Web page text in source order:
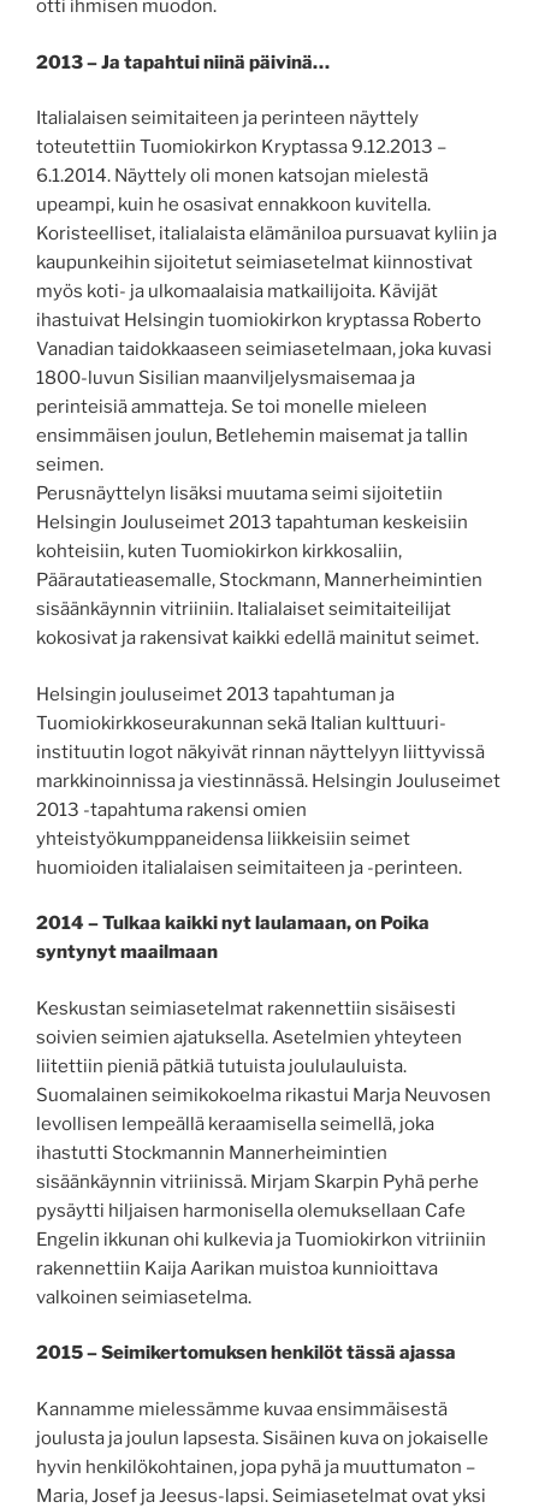
otti ihmisen muodon.
2013 – Ja tapahtui niinä päivinä…
Italialaisen seimitaiteen ja perinteen näyttely
toteutettiin Tuomiokirkon Kryptassa 9.12.2013 –
6.1.2014. Näyttely oli monen katsojan mielestä
upeampi, kuin he osasivat ennakkoon kuvitella.
Koristeelliset, italialaista elämäniloa pursuavat kyliin ja
kaupunkeihin sijoitetut seimiasetelmat kiinnostivat
myös koti- ja ulkomaalaisia matkailijoita. Kävijät
ihastuivat Helsingin tuomiokirkon kryptassa Roberto
Vanadian taidokkaaseen seimiasetelmaan, joka kuvasi
1800-luvun Sisilian maanviljelysmaisemaa ja
perinteisiä ammatteja. Se toi monelle mieleen
ensimmäisen joulun, Betlehemin maisemat ja tallin
seimen.
Perusnäyttelyn lisäksi muutama seimi sijoitetiin
Helsingin Jouluseimet 2013 tapahtuman keskeisiin
kohteisiin, kuten Tuomiokirkon kirkkosaliin,
Päärautatieasemalle, Stockmann, Mannerheimintien
sisäänkäynnin vitriiniin. Italialaiset seimitaiteilijat
kokosivat ja rakensivat kaikki edellä mainitut seimet.
Helsingin jouluseimet 2013 tapahtuman ja
Tuomiokirkkoseurakunnan sekä Italian kulttuuri-
instituutin logot näkyivät rinnan näyttelyyn liittyvissä
markkinoinnissa ja viestinnässä. Helsingin Jouluseimet
2013 -tapahtuma rakensi omien
yhteistyökumppaneidensa liikkeisiin seimet
huomioiden italialaisen seimitaiteen ja -perinteen.
2014 – Tulkaa kaikki nyt laulamaan, on Poika
syntynyt maailmaan
Keskustan seimiasetelmat rakennettiin sisäisesti
soivien seimien ajatuksella. Asetelmien yhteyteen
liitettiin pieniä pätkiä tutuista joululauluista.
Suomalainen seimikokoelma rikastui Marja Neuvosen
levollisen lempeällä keraamisella seimellä, joka
ihastutti Stockmannin Mannerheimintien
sisäänkäynnin vitriinissä. Mirjam Skarpin Pyhä perhe
pysäytti hiljaisen harmonisella olemuksellaan Cafe
Engelin ikkunan ohi kulkevia ja Tuomiokirkon vitriiniin
rakennettiin Kaija Aarikan muistoa kunnioittava
valkoinen seimiasetelma.
2015 – Seimikertomuksen henkilöt tässä ajassa
Kannamme mielessämme kuvaa ensimmäisestä
joulusta ja joulun lapsesta. Sisäinen kuva on jokaiselle
hyvin henkilökohtainen, jopa pyhä ja muuttumaton –
Maria, Josef ja Jeesus-lapsi. Seimiasetelmat ovat yksi